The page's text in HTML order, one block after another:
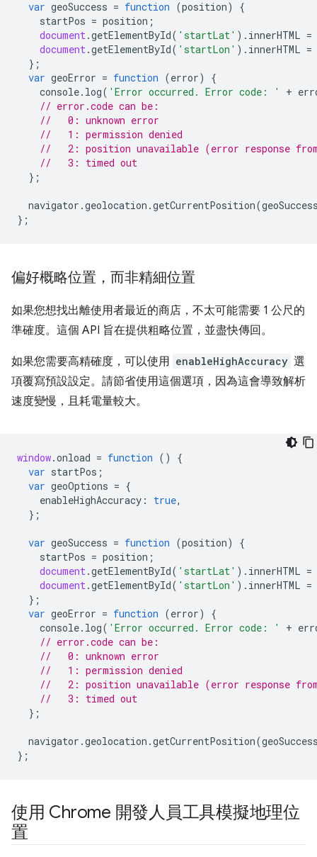
var geoSuccess = function (position)
{
startPos = position ;
document .getElementById( 'startLat' ). innerHTML =
document .getElementById( 'startLon' ). innerHTML =
};
var geoError = function (error)
{
console. log( 'Error occurred. Error code: ' +
// error.code can be:
//   0: unknown error
//   1: permission denied
//   2: position unavailable (error response
//   3: timed out
};
navigator .geolocation .getCurrentPosition(
};
偏好概略位置，而非精細位置
如果您想找出離使用者最近的商店，不太可能需要 1 公尺的
準確度。這個 API 旨在提供粗略位置，並盡快傳回。
如果您需要高精確度，可以使用 enableHighAccuracy 選
項覆寫預設設定。請節省使用這個選項，因為這會導致解析
速度變慢，且耗電量較大。
window.onload = function ()
{
var startPos ;
var geoOptions = {
enableHighAccuracy : true,
};
var geoSuccess = function (position)
{
startPos = position ;
document .getElementById( 'startLat' ). innerHTML =
document .getElementById( 'startLon' ). innerHTML =
};
var geoError = function (error)
{
console. log( 'Error occurred. Error code: ' +
// error.code can be:
//   0: unknown error
//   1: permission denied
//   2: position unavailable (error response
//   3: timed out
};
navigator .geolocation .getCurrentPosition(
};
使用 Chrome 開發人員工具模擬地理位
置